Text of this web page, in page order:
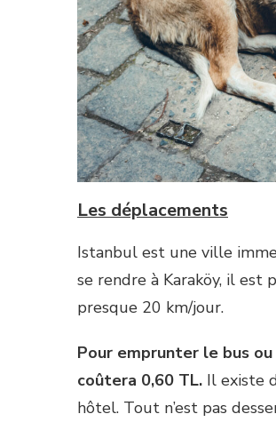
Les déplacements
Istanbul est une ville
se rendre à Karaköy, il est
presque 20 km/jour.
Pour emprunter le bus
coûtera 0,60 TL. Il existe
hôtel. Tout n’est pas